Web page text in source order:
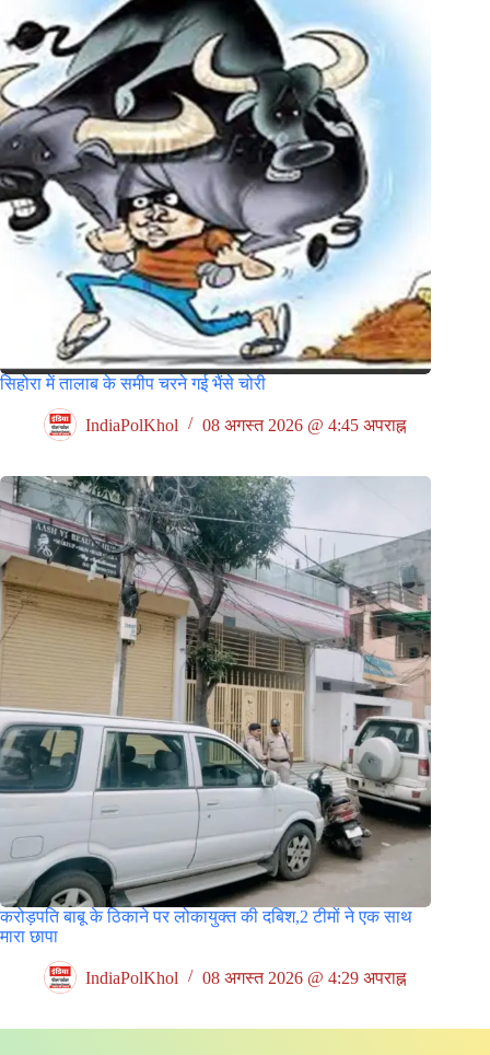
सिहोरा में तालाब के समीप चरने गई भैंसे चोरी
IndiaPolKhol 08 अगस्त 2026 @ 4:45 अपराह्न
करोड़पति बाबू के ठिकाने पर लोकायुक्त की दबिश,2 टीमों ने एक साथ
मारा छापा
IndiaPolKhol 08 अगस्त 2026 @ 4:29 अपराह्न